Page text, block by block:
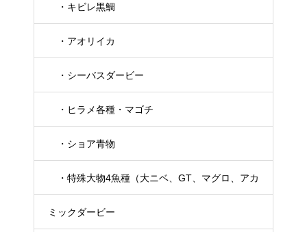
・キビレ黒鯛
・アオリイカ
・シーバスダービー
・ヒラメ各種・マゴチ
・ショア青物
・特殊大物4魚種（大ニベ、GT、マグロ、アカ
メ）
ミックダービー